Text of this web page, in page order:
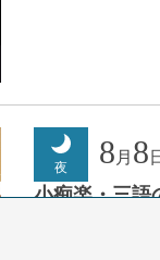
夜 8 月 8
小痴楽・三語